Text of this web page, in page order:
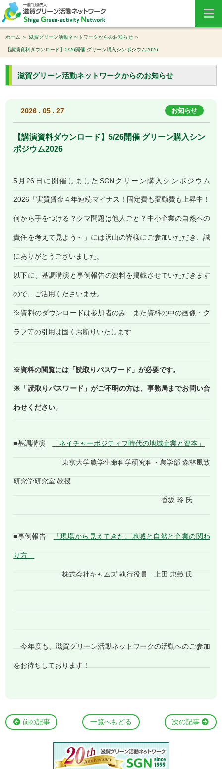
ホーム 滋賀グリーン活動ネットワークからのお知らせ
【講演資料ダウンロード】5/26開催 グリーン購入シンポジウム2026
滋賀グリーン活動ネットワークからのお知らせ
2026 . 05 . 27 お知らせ
【講演資料ダウンロード】5/26開催 グリーン購入シン
ポジウム2026
5月26日に開催しましたSGNグリーン購入シンポジウム
2026「実質賃金４年連続マイナス！固定費も変動費も上昇中！
何から手をつける？クマ問題は他人ごと？中小企業の自然への
責任を考えて見よう～」には沢山の皆様にご参加いただき、誠
にありがとうございました。
以下に、基調講演と事例報告の資料を掲載させていただきます
ので、ご活用くださいませ。
※資料のダウンロードは参加者のみ また資料の中の画像・グ
ラフ等の引用は固くお断りいたします
※資料の閲覧には「読取りパスワード」が必要です。
※「読取りパスワード」がご不明の方は、事務局までお問い合
わせください。
■基調講演 「ネイチャーポジティブ時代の地域企業と資本」
東京大学農学生命科学研究科・農学部 森林風致
研究学研究室 教授
香坂 玲 氏
■事例報告 「現場から見えてきた、地域と自然と企業の関わ
り方」
株式会社キャムズ 執行役員 上田 忠義 氏
今年度も、滋賀グリーン活動ネットワークの活動へのご参加
をお待ちしております！
前の記事 一覧へもどる 次の記事